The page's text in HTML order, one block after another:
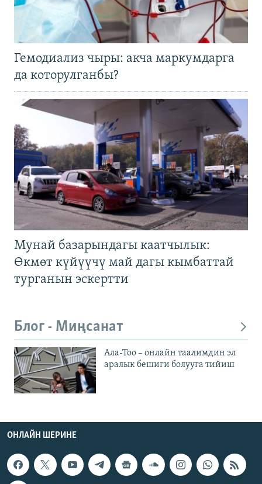
Гемодиализ чыры: акча маркумдарга
да которулганбы?
Мунай базарындагы каатчылык:
Өкмөт күйүүчү май дагы кымбаттай
турганын эскертти
Блог - Миңсанат
Ала-Тоо – онлайн таалимдин эл
аралык бешиги болууга тийиш
ОНЛАЙН ШЕРИНЕ